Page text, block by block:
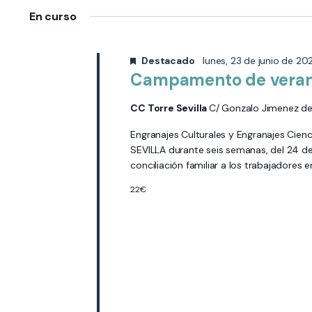
de
Eventos
la
En curso
Campamento de
Destacado lunes, 23 de junio de
CC Torre SevillaC/ Gonzalo Jimenez
Engranajes Culturales y Engranajes
SEVILLA durante seis semanas, del 24
conciliación familiar a los trabajadores
22€